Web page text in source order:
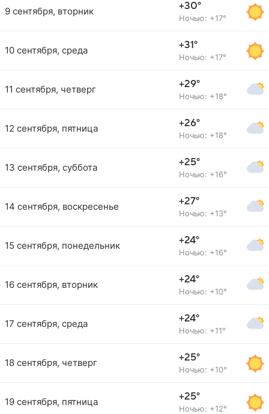
9 сентября, вторник +30°
Ночью: +17°
10 сентября, среда +31°
Ночью: +17°
11 сентября, четверг +29°
Ночью: +18°
12 сентября, пятница +26°
Ночью: +18°
13 сентября, суббота +25°
Ночью: +16°
14 сентября, воскресенье +27°
Ночью: +13°
15 сентября, понедельник +24°
Ночью: +16°
16 сентября, вторник +24°
Ночью: +10°
17 сентября, среда +24°
Ночью: +11°
18 сентября, четверг +25°
Ночью: +10°
19 сентября, пятница +25°
Ночью: +12°